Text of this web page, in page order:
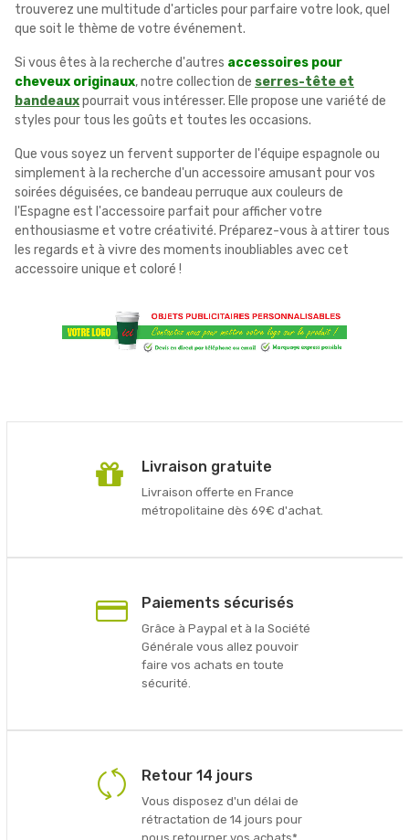
trouverez une multitude d'articles pour parfaire votre look, quel
que soit le thème de votre événement.
Si vous êtes à la recherche d'autres accessoires pour
cheveux originaux, notre collection de serres-tête et
bandeauxpourrait vous intéresser. Elle propose une variété de
styles pour tous les goûts et toutes les occasions.
Que vous soyez un fervent supporter de l'équipe espagnole ou
simplement à la recherche d'un accessoire amusant pour vos
soirées déguisées, ce bandeau perruque aux couleurs de
l'Espagne est l'accessoire parfait pour afficher votre
enthousiasme et votre créativité. Préparez-vous à attirer tous
les regards et à vivre des moments inoubliables avec cet
accessoire unique et coloré !
Livraison gratuite
Livraison offerte en France
métropolitaine dès 69€ d'achat.
Paiements sécurisés
Grâce à Paypal et à la Société
Générale vous allez pouvoir
faire vos achats en toute
sécurité.
Retour 14 jours
Vous disposez d'un délai de
rétractation de 14 jours pour